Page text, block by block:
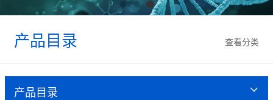
查看分类
产品目录
产品目录